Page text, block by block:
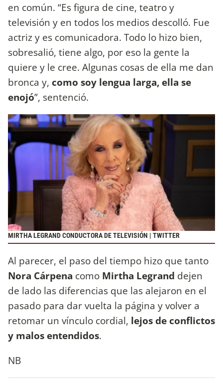
en común. “Es figura de cine, teatro y
televisión y en todos los medios descolló. Fue
actriz y es comunicadora. Todo lo hizo bien,
sobresalió, tiene algo, por eso la gente la
quiere y le cree. Algunas cosas de ella me dan
bronca y, como soy lengua larga, ella se
enojó”, sentenció.
MIRTHA LEGRAND CONDUCTORA DE TELEVISIÓN | TWITTER
Al parecer, el paso del tiempo hizo que tanto
Nora Cárpena como Mirtha Legrand dejen
de lado las diferencias que las alejaron en el
pasado para dar vuelta la página y volver a
retomar un vínculo cordial, lejos de conflictos
y malos entendidos.
NB